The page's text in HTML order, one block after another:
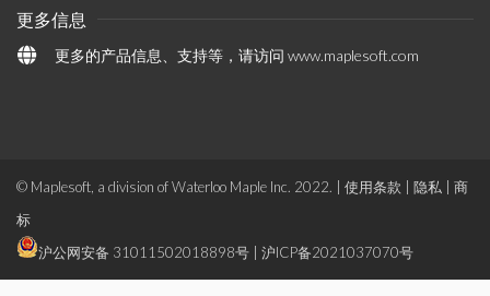
更多信息
更多的产品信息、支持等，请访问 www.maplesoft.com
© Maplesoft, a division of Waterloo Maple Inc. 2022. | 使用条款 隐私
商
标
沪公网安备 31011502018898号
沪ICP备2021037070号